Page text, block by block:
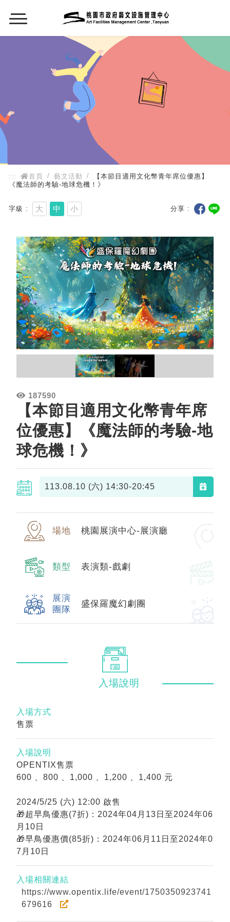
::: 首頁 藝文活動
【本節目適用文化幣青年席位優惠】
《魔法師的考驗-地球危機！》
字級 大 中 小 分享
187590
【本節目適用文化幣青年席
位優惠】《魔法師的考驗-地
球危機！》
113.08.10 (六) 14:30-20:45
場地 桃園展演中心-展演廳
類型 表演類-戲劇
展演
團隊
盛保羅魔幻劇團
入場說明
入場方式
售票
入場說明
OPENTIX售票
600 、800 、1,000 、1,200 、1,400 元
2024/5/25 (六) 12:00 啟售
🎁超早鳥優惠(7折)：2024年04月13日至2024年06
月10日
🎁早鳥優惠價(85折)：2024年06月11日至2024年0
7月10日
入場相關連結
https://www.opentix.life/event/1750350923741
679616